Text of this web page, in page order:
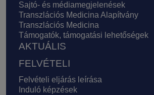
Sajtó- és médiamegjelenések
Transzlációs Medicina Alapítvány
Transzlációs Medicina
Támogatók, támogatási lehetőségek
AKTUÁLIS
FELVÉTELI
Felvételi eljárás leírása
Induló képzések